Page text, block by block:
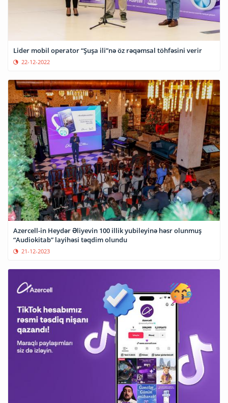
Lider mobil operator “Şuşa ili”nə öz rəqəmsal töhfəsini verir
22-12-2022
Azercell-in Heydər Əliyevin 100 illik yubileyinə həsr olunmuş
“Audiokitab” layihəsi təqdim olundu
21-12-2023